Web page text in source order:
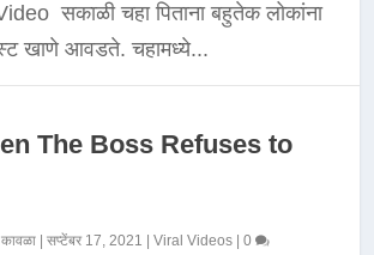
सकाळी चहा पिताना बहुतेक लोकांना
खाणे आवडते. चहामध्ये...
The Boss Refuses to
|सप्टेंबर 17, 2021 |Viral Videos |0